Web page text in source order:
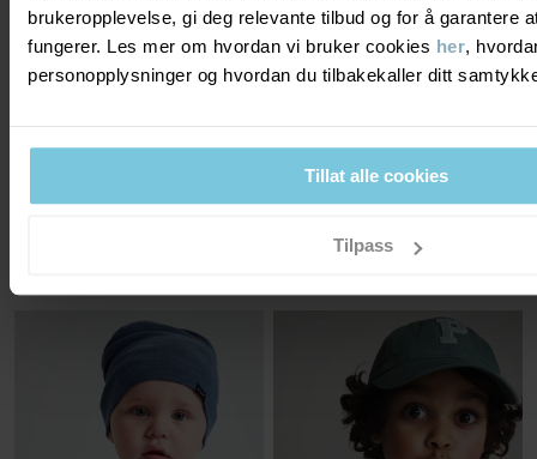
brukeropplevelse, gi deg relevante tilbud og for å garantere
fungerer. Les mer om hvordan vi bruker cookies her,
personopplysninger og hvordan du tilbakekaller ditt
Tillat alle cookies
Tilpass
CAPS TRIKOTLUE FLEECEFÔRET STRIPET
48-54
229 kr